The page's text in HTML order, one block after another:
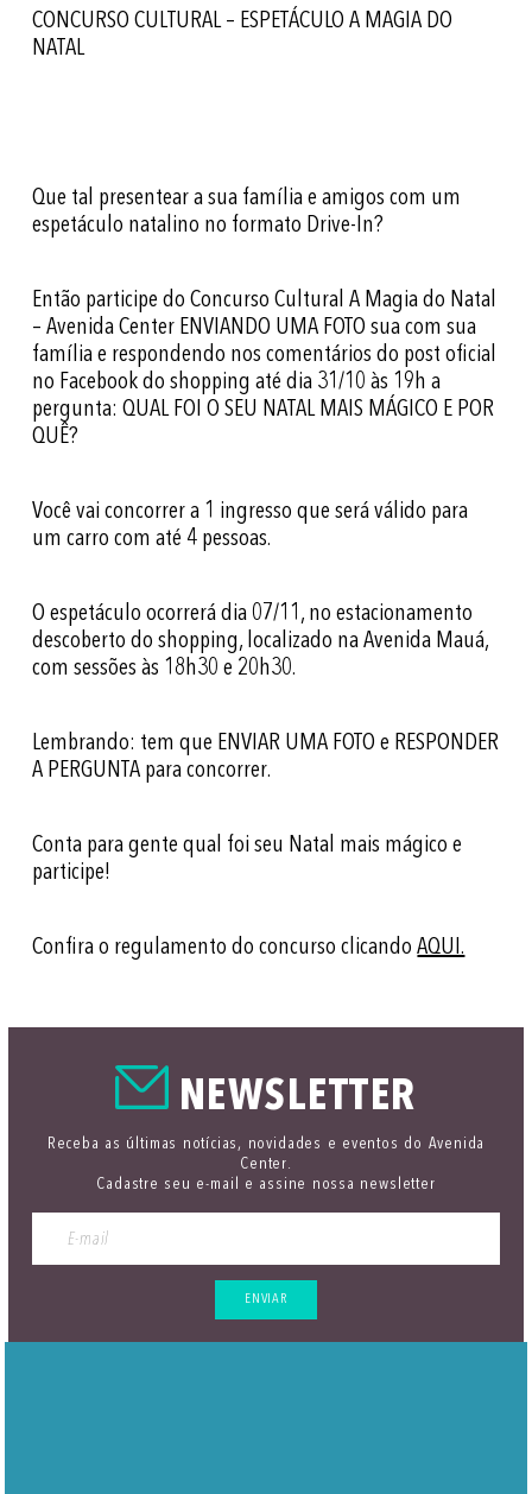
CONCURSO CULTURAL – ESPETÁCULO A MAGIA DO
NATAL
Que tal presentear a sua família e amigos com um
espetáculo natalino no formato Drive-In?
Então participe do Concurso Cultural A Magia do Natal
– Avenida Center ENVIANDO UMA FOTO sua com sua
família e respondendo nos comentários do post oficial
no Facebook do shopping até dia 31/10 às 19h a
pergunta: QUAL FOI O SEU NATAL MAIS MÁGICO E POR
QUÊ?
Você vai concorrer a 1 ingresso que será válido para
um carro com até 4 pessoas.
O espetáculo ocorrerá dia 07/11, no estacionamento
descoberto do shopping, localizado na Avenida Mauá,
com sessões às 18h30 e 20h30.
Lembrando: tem que ENVIAR UMA FOTO e RESPONDER
A PERGUNTA para concorrer.
Conta para gente qual foi seu Natal mais mágico e
participe!
Confira o regulamento do concurso clicandoAQUI.
NEWSLETTER
Receba as últimas notícias, novidades e eventos do Avenida
Center.
Cadastre seu e-mail e assine nossa newsletter
ENVIAR